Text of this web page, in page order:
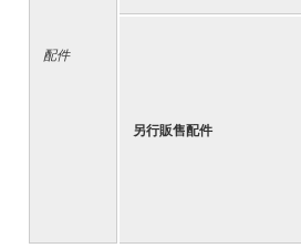
配件
另行販售配件